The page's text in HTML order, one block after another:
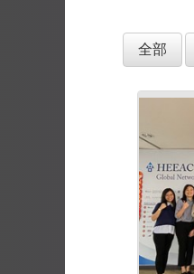
全部